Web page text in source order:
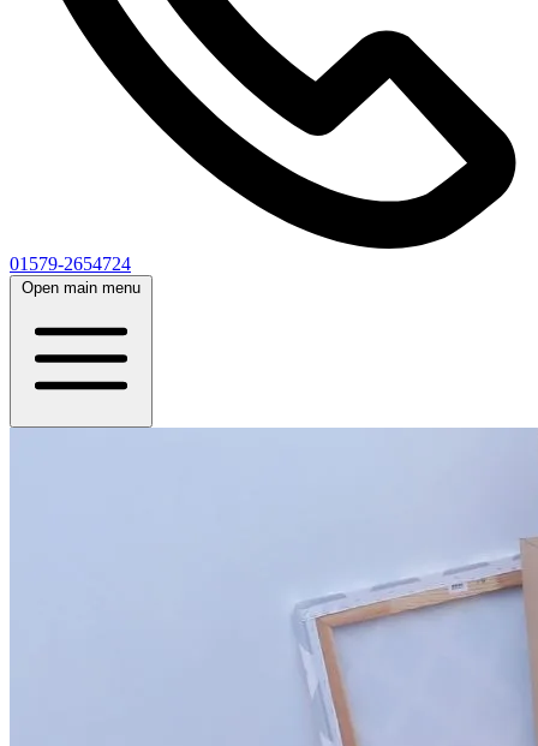
01579-2654724
Open main menu